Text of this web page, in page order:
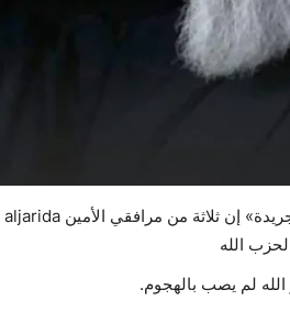
الله
لم يصب بالهجوم.